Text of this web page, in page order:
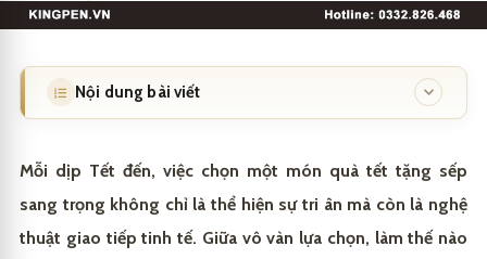
Nội dung bài viết
cho sếp?
1.1 Biểu tượng của sự thành công và đẳng cấp
1.2 Món quà tinh tế mang dấu ấn cá nhân (khắc tên)
Mỗi dịp Tết đến, việc chọn một món quà tết tặng sếp
sang trọng không chỉ là thể hiện sự tri ân mà còn là nghệ
thuật giao tiếp tinh tế. Giữa vô vàn lựa chọn, làm thế nào